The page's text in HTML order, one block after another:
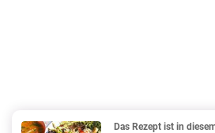
Das Rezept ist in